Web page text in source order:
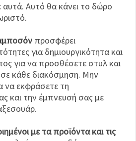
αυτά. Αυτό θα κάνει το δώρο
προσφέρει
για δημιουργικότητα και
για να προσθέσετε στυλ και
σε κάθε διακόσμηση. Μην
να εκφράσετε τη
και την έμπνευσή σας με
με τα προϊόντα και τις